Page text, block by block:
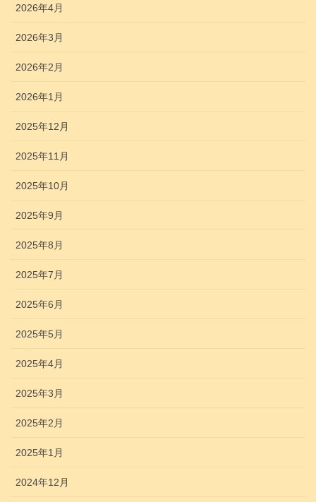
2026年4月
2026年3月
2026年2月
2026年1月
2025年12月
2025年11月
2025年10月
2025年9月
2025年8月
2025年7月
2025年6月
2025年5月
2025年4月
2025年3月
2025年2月
2025年1月
2024年12月